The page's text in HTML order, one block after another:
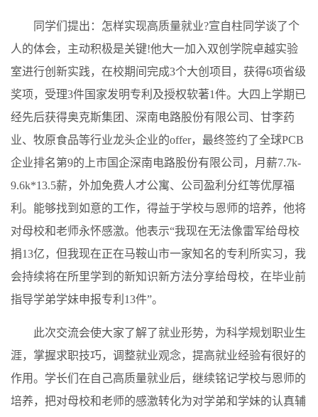
同学们提出：怎样实现高质量就业?宣自柱同学谈了个
人的体会，主动积极是关键!他大一加入双创学院卓越实验
室进行创新实践，在校期间完成3个大创项目，获得6项省级
奖项，受理3件国家发明专利及授权软著1件。大四上学期已
经先后获得奥克斯集团、深南电路股份有限公司、甘李药
业、牧原食品等行业龙头企业的offer，最终签约了全球PCB
企业排名第9的上市国企深南电路股份有限公司，月薪7.7k-
9.6k*13.5薪，外加免费人才公寓、公司盈利分红等优厚福
利。能够找到如意的工作，得益于学校与恩师的培养，他将
对母校和老师永怀感激。他表示“我现在无法像雷军给母校
捐13亿，但我现在正在马鞍山市一家知名的专利所实习，我
会持续将在所里学到的新知识新方法分享给母校，在毕业前
指导学弟学妹申报专利13件”。
此次交流会使大家了解了就业形势，为科学规划职业生
涯，掌握求职技巧，调整就业观念，提高就业经验有很好的
作用。学长们在自己高质量就业后，继续铭记学校与恩师的
培养，把对母校和老师的感激转化为对学弟和学妹的认真辅